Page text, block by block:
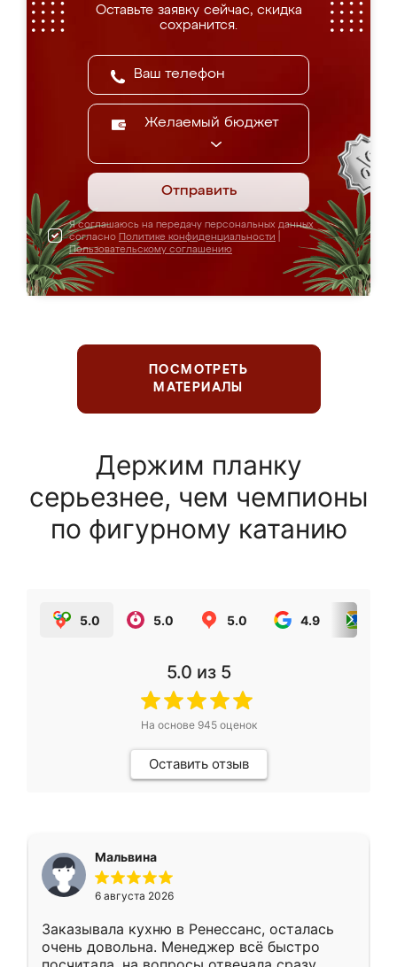
Оставьте заявку сейчас, скидка
сохранится.
Желаемый бюджет
Отправить
Я соглашаюсь на передачу персональных данных
согласно Политике конфиденциальности
Пользовательскому соглашению
ПОСМОТРЕТЬ
МАТЕРИАЛЫ
Держим планку
серьезнее, чем чемпионы
по фигурному катанию
5.0 5.0 5.0 4.9
5.0 из 5
На основе 945оценок
Оставить отзыв
Мальвина
6 августа 2026
Заказывала кухню в Ренессанс, осталась
очень довольна. Менеджер всё быстро